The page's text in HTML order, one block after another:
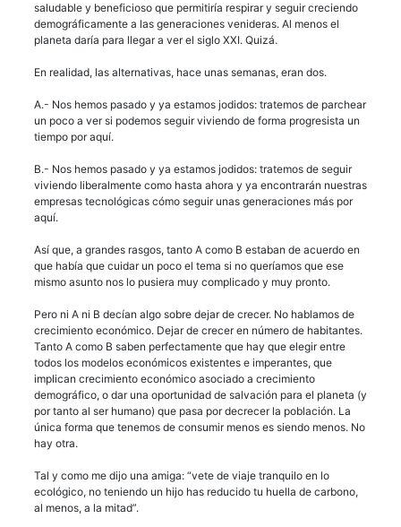
saludable y beneficioso que permitiría respirar y seguir creciendo
demográficamente a las generaciones venideras. Al menos el
planeta daría para llegar a ver el siglo XXI. Quizá.
En realidad, las alternativas, hace unas semanas, eran dos.
A.- Nos hemos pasado y ya estamos jodidos: tratemos de parchear
un poco a ver si podemos seguir viviendo de forma progresista un
tiempo por aquí.
B.- Nos hemos pasado y ya estamos jodidos: tratemos de seguir
viviendo liberalmente como hasta ahora y ya encontrarán nuestras
empresas tecnológicas cómo seguir unas generaciones más por
aquí.
Así que, a grandes rasgos, tanto A como B estaban de acuerdo en
que había que cuidar un poco el tema si no queríamos que ese
mismo asunto nos lo pusiera muy complicado y muy pronto.
Pero ni A ni B decían algo sobre dejar de crecer. No hablamos de
crecimiento económico. Dejar de crecer en número de habitantes.
Tanto A como B saben perfectamente que hay que elegir entre
todos los modelos económicos existentes e imperantes, que
implican crecimiento económico asociado a crecimiento
demográfico, o dar una oportunidad de salvación para el planeta (y
por tanto al ser humano) que pasa por decrecer la población. La
única forma que tenemos de consumir menos es siendo menos. No
hay otra.
Tal y como me dijo una amiga: “vete de viaje tranquilo en lo
ecológico, no teniendo un hijo has reducido tu huella de carbono,
al menos, a la mitad”.